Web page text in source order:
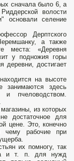
сначала было 6, а
волости
основали селение
Дерптского
а также
места: «Деревня
у подножия горы
деревни, достигает
на высоте
занимаются здесь
и пчеловодством.
из которых
достаточное для
цене. Это, конечно
чему рабочие при
их помногу, так
и т. п. для нужд